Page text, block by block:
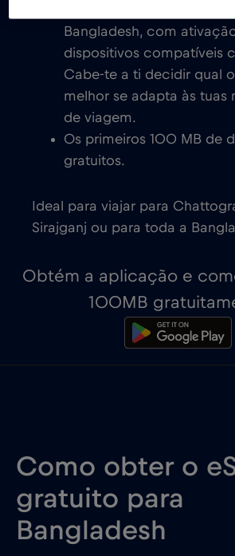
Bangladesh, com
dispositivos compatíveis
Cabe-te a ti decidir qual
melhor se adapta às tuas
de viagem.
Os primeiros 100 MB de
gratuitos.
Ideal para viajar para
Sirajganj ou para toda a
Obtém a aplicação e
100MB
Como obter o
gratuito para
Bangladesh